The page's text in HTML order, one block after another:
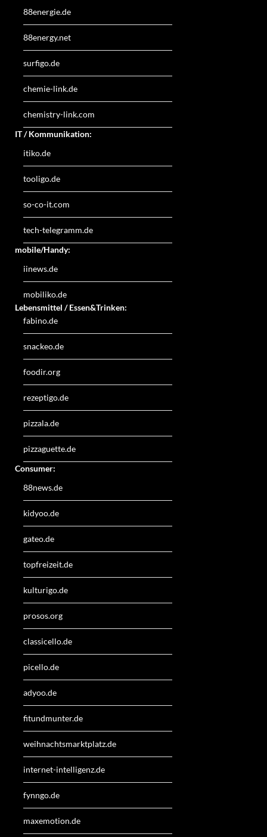
88energie.de
88energy.net
surfigo.de
chemie-link.de
chemistry-link.com
IT / Kommunikation:
itiko.de
tooligo.de
so-co-it.com
tech-telegramm.de
mobile/Handy:
iinews.de
mobiliko.de
Lebensmittel / Essen&Trinken:
fabino.de
snackeo.de
foodir.org
rezeptigo.de
pizzala.de
pizzaguette.de
Consumer:
88news.de
kidyoo.de
gateo.de
topfreizeit.de
kulturigo.de
prosos.org
classicello.de
picello.de
adyoo.de
fitundmunter.de
weihnachtsmarktplatz.de
internet-intelligenz.de
fynngo.de
maxemotion.de